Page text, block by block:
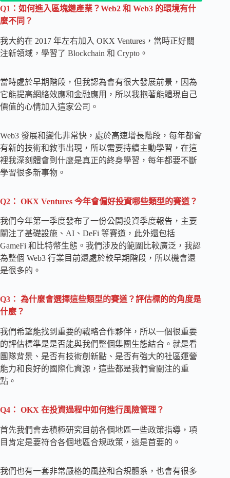
Q1：如何進入區塊鏈產業？Web2 和 Web3 的環境有什
麼不同？
我大約在 2017 年左右加入 OKX Ventures，當時正好關
注新領域，學習了 Blockchain 和 Crypto。
當時處於早期階段，但我認為會有很大發展前景，因為
它能提高網絡效應和金融應用，所以我抱著能體現自己
價值的心情加入這家公司。
Web3 發展和變化非常快，處於高速增長階段，每年都會
有新的技術和敘事出現，所以需要持續主動學習，在這
裡我深刻體會到什麼是真正的終身學習，每年都要不斷
學習很多新事物。
Q2： OKX Ventures 今年會偏好投資哪些類型的賽道？
我們今年第一季度發布了一份公開投資季度報告，主要
關注了基礎設施、AI、DeFi 等賽道，此外還包括
GameFi 和比特幣生態。我們涉及的範圍比較廣泛，我認
為整個 Web3 行業目前還處於較早期階段，所以機會還
是很多的。
Q3： 為什麼會選擇這些類型的賽道？評估標的的角度是
什麼？
我們希望能找到重要的戰略合作夥伴，所以一個很重要
的評估標準是是否能與我們整個集團生態結合。就是看
團隊背景、是否有技術創新點、是否有強大的社區運營
能力和良好的國際化資源，這些都是我們會關注的重
點。
Q4： OKX 在投資過程中如何進行風險管理？
首先我們會去積極研究目前各個地區一些政策指導，項
目肯定是要符合各個地區合規政策，這是首要的。
我們也有一套非常嚴格的風控和合規體系，也會有很多